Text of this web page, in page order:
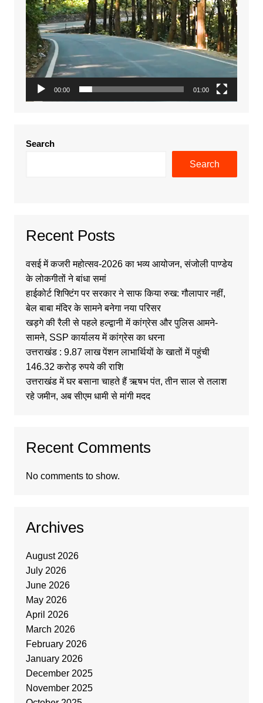
00:00 01:00
Search
Search
Recent Posts
वसई में कजरी महोत्सव-2026 का भव्य आयोजन, संजोली पाण्डेय
के लोकगीतों ने बांधा समां
हाईकोर्ट शिफ्टिंग पर सरकार ने साफ किया रुख: गौलापार नहीं,
बेल बाबा मंदिर के सामने बनेगा नया परिसर
खड़गे की रैली से पहले हल्द्वानी में कांग्रेस और पुलिस आमने-
सामने, SSP कार्यालय में कांग्रेस का धरना
उत्तराखंड : 9.87 लाख पेंशन लाभार्थियों के खातों में पहुंची
146.32 करोड़ रुपये की राशि
उत्तराखंड में घर बसाना चाहते हैं ऋषभ पंत, तीन साल से तलाश
रहे जमीन, अब सीएम धामी से मांगी मदद
Recent Comments
No comments to show.
Archives
August 2026
July 2026
June 2026
May 2026
April 2026
March 2026
February 2026
January 2026
December 2025
November 2025